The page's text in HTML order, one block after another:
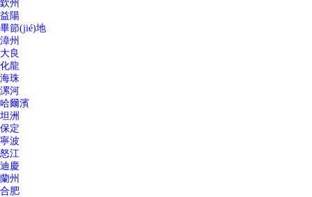
欽州
益陽
畢節(jié)地
漳州
大良
化龍
海珠
漯河
哈爾濱
坦洲
保定
寧波
怒江
迪慶
蘭州
合肥